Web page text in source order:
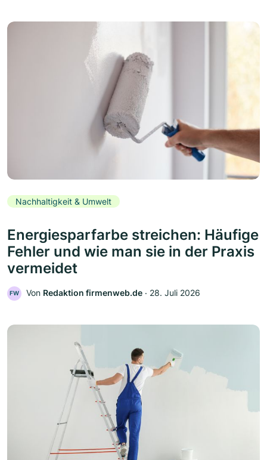
Nachhaltigkeit & Umwelt
Energiesparfarbe streichen: Häufige
Fehler und wie man sie in der Praxis
vermeidet
FW Von Redaktion firmenweb.de ‧ 28. Juli 2026